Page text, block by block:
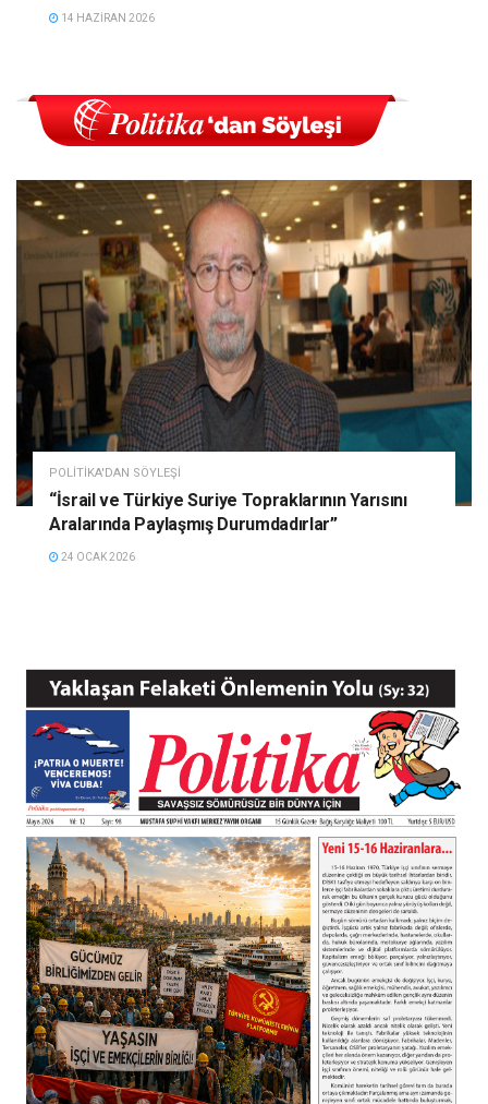
14 HAZIRAN 2026
POLITIKA'DAN SÖYLEŞI
“İsrail ve Türkiye Suriye Topraklarının Yarısını
Aralarında Paylaşmış Durumdadırlar”
24 OCAK 2026